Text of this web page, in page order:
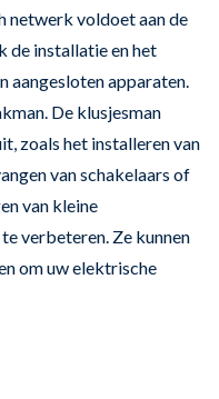
netwerk voldoet aan de
de installatie en het
aangesloten apparaten.
De klusjesman
zoals het installeren van
van schakelaars of
van kleine
verbeteren. Ze kunnen
om uw elektrische